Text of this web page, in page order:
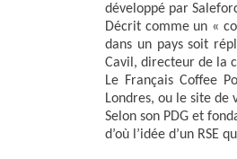
développé par
Décrit comme un «
dans un pays soit
Cavil, directeur de la
Le Français Coffee
Londres, ou le site de
Selon son PDG et
d’où l’idée d’un RSE